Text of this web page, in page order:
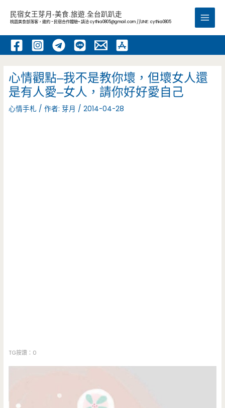
內
民宿女王芽月-美食.旅遊.全台趴趴走
桃園美食部落客，邀約 -民宿合作體驗~ 請洽cythia0805@gmail.com //LINE: cythia0805
Main
心情觀點–我不是教你壞，但壞女人還
是有人愛–女人，請你好好愛自己
心情手札 / 作者:芽月 /2014-04-28
TG按讚：0